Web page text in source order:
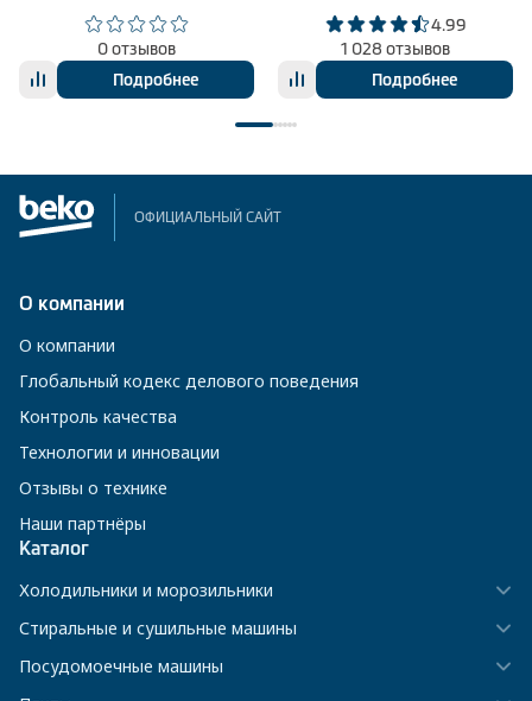
0 отзывов
Подробнее
4.99
1 028 отзывов
Подробнее
ОФИЦИАЛЬНЫЙ САЙТ
О компании
О компании
Глобальный кодекс делового поведения
Контроль качества
Технологии и инновации
Отзывы о технике
Наши партнёры
Каталог
Холодильники и морозильники
Стиральные и сушильные машины
Посудомоечные машины